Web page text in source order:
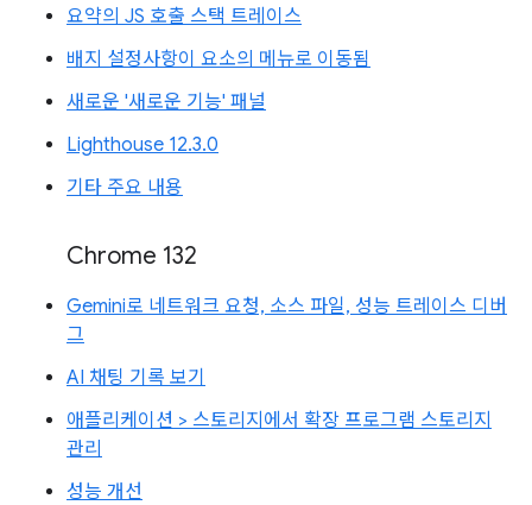
요약의 JS 호출 스택 트레이스
배지 설정사항이 요소의 메뉴로 이동됨
새로운 '새로운 기능' 패널
Lighthouse 12.3.0
기타 주요 내용
Chrome 132
Gemini로 네트워크 요청, 소스 파일, 성능 트레이스 디버
그
AI 채팅 기록 보기
애플리케이션 > 스토리지에서 확장 프로그램 스토리지
관리
성능 개선